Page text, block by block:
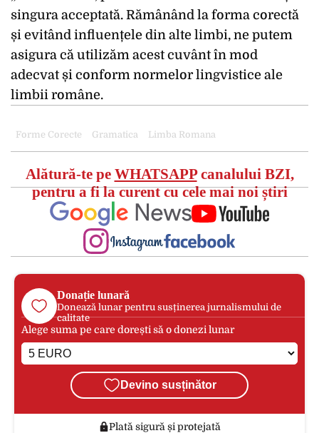
singura acceptată. Rămânând la forma corectă
și evitând influențele din alte limbi, ne putem
asigura că utilizăm acest cuvânt în mod
adecvat și conform normelor lingvistice ale
limbii române.
Forme Corecte Gramatica Limba Romana
Alătură-te pe WHATSAPPcanalului BZI,
pentru a fi la curent cu cele mai noi știri
Donație lunară
Donează lunar pentru susținerea jurnalismului de
calitate
Alege suma pe care dorești să o donezi lunar
Devino susținător
Plată sigură și protejată